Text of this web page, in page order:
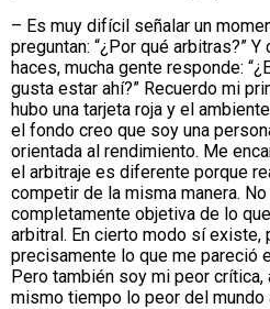
– Es muy difícil señalar un
preguntan: “¿Por qué arbitras?”
haces, mucha gente responde:
gusta estar ahí?” Recuerdo mi
hubo una tarjeta roja y el
el fondo creo que soy una
orientada al rendimiento. Me
el arbitraje es diferente porque
competir de la misma manera.
completamente objetiva de lo
arbitral. En cierto modo sí existe,
precisamente lo que me pareció
Pero también soy mi peor
mismo tiempo lo peor del mundo